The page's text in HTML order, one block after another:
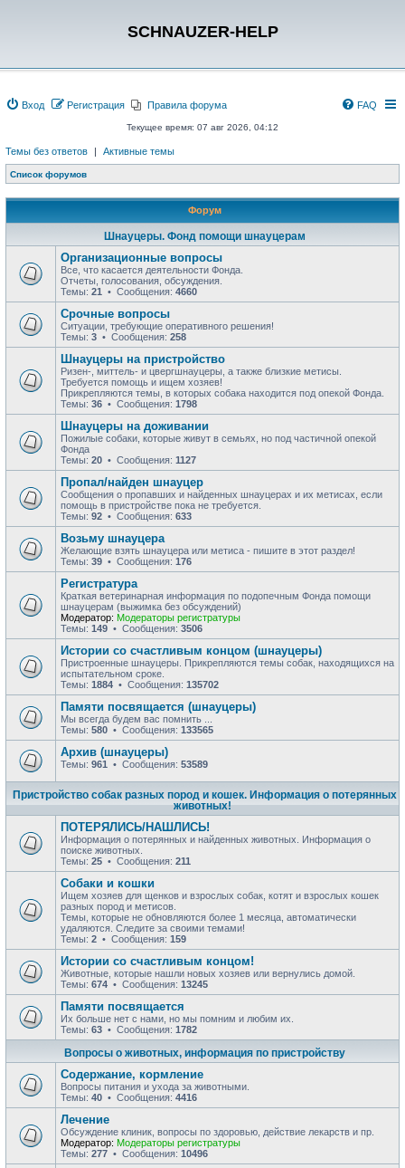
SCHNAUZER-HELP
Вход Регистрация Правила форума FAQ
Текущее время: 07 авг 2026, 04:12
Темы без ответов | Активные темы
Список форумов
Форум
Шнауцеры. Фонд помощи шнауцерам
Организационные вопросы
Все, что касается деятельности Фонда.
Отчеты, голосования, обсуждения.
Темы: 21 • Сообщения: 4660
Срочные вопросы
Ситуации, требующие оперативного решения!
Темы: 3 • Сообщения: 258
Шнауцеры на пристройство
Ризен-, миттель- и цвергшнауцеры, а также близкие метисы.
Требуется помощь и ищем хозяев!
Прикрепляются темы, в которых собака находится под опекой Фонда.
Темы: 36 • Сообщения: 1798
Шнауцеры на доживании
Пожилые собаки, которые живут в семьях, но под частичной опекой
Фонда
Темы: 20 • Сообщения: 1127
Пропал/найден шнауцер
Сообщения о пропавших и найденных шнауцерах и их метисах, если
помощь в пристройстве пока не требуется.
Темы: 92 • Сообщения: 633
Возьму шнауцера
Желающие взять шнауцера или метиса - пишите в этот раздел!
Темы: 39 • Сообщения: 176
Регистратура
Краткая ветеринарная информация по подопечным Фонда помощи
шнауцерам (выжимка без обсуждений)
Модератор: Модераторы регистратуры
Темы: 149 • Сообщения: 3506
Истории со счастливым концом (шнауцеры)
Пристроенные шнауцеры. Прикрепляются темы собак, находящихся на
испытательном сроке.
Темы: 1884 • Сообщения: 135702
Памяти посвящается (шнауцеры)
Мы всегда будем вас помнить ...
Темы: 580 • Сообщения: 133565
Архив (шнауцеры)
Темы: 961 • Сообщения: 53589
Пристройство собак разных пород и кошек. Информация о потерянных
животных!
ПОТЕРЯЛИСЬ/НАШЛИСЬ!
Информация о потерянных и найденных животных. Информация о
поиске животных.
Темы: 25 • Сообщения: 211
Собаки и кошки
Ищем хозяев для щенков и взрослых собак, котят и взрослых кошек
разных пород и метисов.
Темы, которые не обновляются более 1 месяца, автоматически
удаляются. Следите за своими темами!
Темы: 2 • Сообщения: 159
Истории со счастливым концом!
Животные, которые нашли новых хозяев или вернулись домой.
Темы: 674 • Сообщения: 13245
Памяти посвящается
Их больше нет с нами, но мы помним и любим их.
Темы: 63 • Сообщения: 1782
Вопросы о животных, информация по пристройству
Содержание, кормление
Вопросы питания и ухода за животными.
Темы: 40 • Сообщения: 4416
Лечение
Обсуждение клиник, вопросы по здоровью, действие лекарств и пр.
Модератор: Модераторы регистратуры
Темы: 277 • Сообщения: 10496